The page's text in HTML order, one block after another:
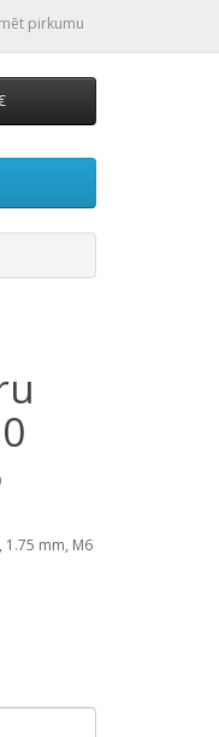
pirkumu
mm, M6